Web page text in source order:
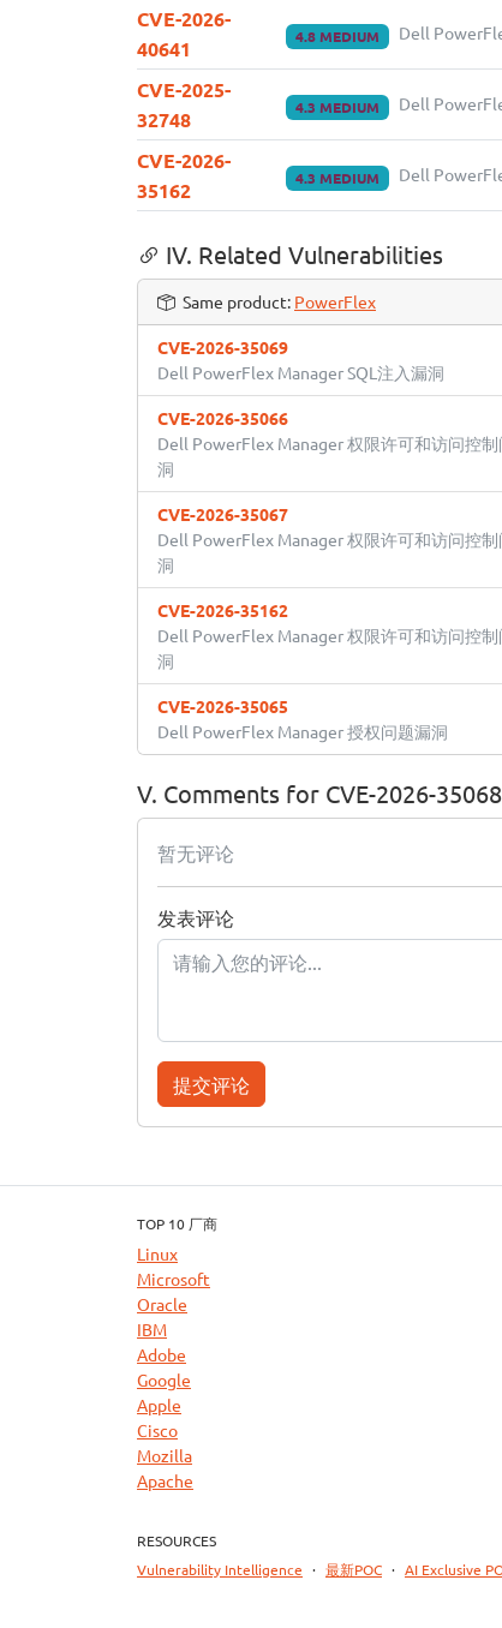
CVE-2026-
40641
4.8 MEDIUM Dell
CVE-2025-
32748
4.3 MEDIUM Dell
CVE-2026-
35162
4.3 MEDIUM Dell
IV. Related Vulnerabilities
Same product: PowerFlex
CVE-2026-35069
Dell PowerFlex Manager SQL注入漏洞
CVE-2026-35066
Dell PowerFlex Manager 权限许可和访问控制
洞
CVE-2026-35067
Dell PowerFlex Manager 权限许可和访问控制
洞
CVE-2026-35162
Dell PowerFlex Manager 权限许可和访问控制
洞
CVE-2026-35065
Dell PowerFlex Manager 授权问题漏洞
V. Comments for CVE-2026-35068
暂无评论
发表评论
提交评论
TOP 10 厂商
Linux
Microsoft
Oracle
IBM
Adobe
Google
Apple
Cisco
Mozilla
Apache
RESOURCES
Vulnerability Intelligence · 最新POC · AI Exclusive